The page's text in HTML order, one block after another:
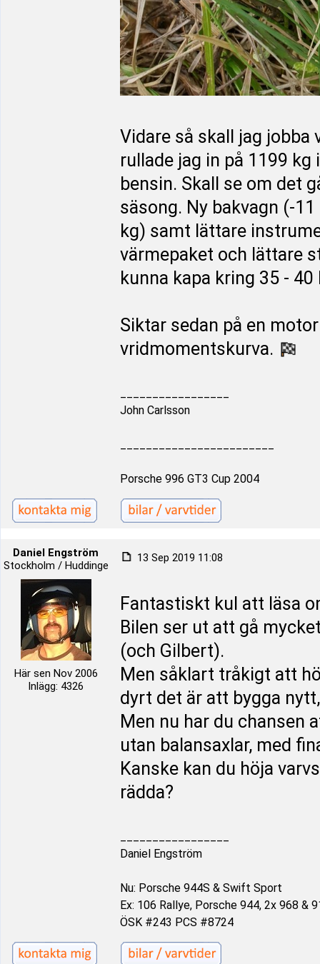
Vidare så skall jag
rullade jag in på 1199
bensin. Skall se om det
säsong. Ny bakvagn (-
kg) samt lättare
värmepaket och lättare
kunna kapa kring 35 - 40
Siktar sedan på en
vridmomentskurva.
John Carlsson
Porsche 996 GT3 Cup 2004
Daniel Engström
Stockholm / Huddinge
Här sen Nov 2006
Inlägg: 4326
13 Sep 2019 11:08
Fantastiskt kul att läsa
Bilen ser ut att gå
(och Gilbert).
Men såklart tråkigt att
dyrt det är att bygga
Men nu har du chansen
utan balansaxlar, med
Kanske kan du höja
rädda?
Daniel Engström
Nu: Porsche 944S & Swift Sport
Ex: 106 Rallye, Porsche 944, 2x 968 &
ÖSK #243 PCS #8724